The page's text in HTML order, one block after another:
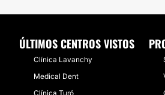
ÚLTIMOS CENTROS VISTOS
Clínica Lavanchy
Medical Dent
Clínica Turó